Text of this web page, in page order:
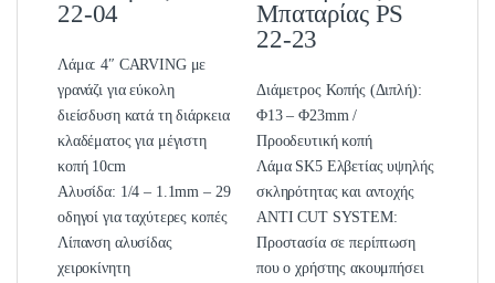
22-04
Λάμα: 4″ CARVING με
γρανάζι για εύκολη
διείσδυση κατά τη διάρκεια
κλαδέματος για μέγιστη
κοπή 10cm
Αλυσίδα: 1/4 – 1.1mm – 29
οδηγοί για ταχύτερες κοπές
Λίπανση αλυσίδας
χειροκίνητη
Μπαταρίας PS
22-23
Διάμετρος Κοπής (Διπλή):
Φ13 – Φ23mm /
Προοδευτική κοπή
Λάμα SK5 Ελβετίας υψηλής
σκληρότητας και αντοχής
ANTI CUT SYSTEM:
Προστασία σε περίπτωση
που ο χρήστης ακουμπήσει